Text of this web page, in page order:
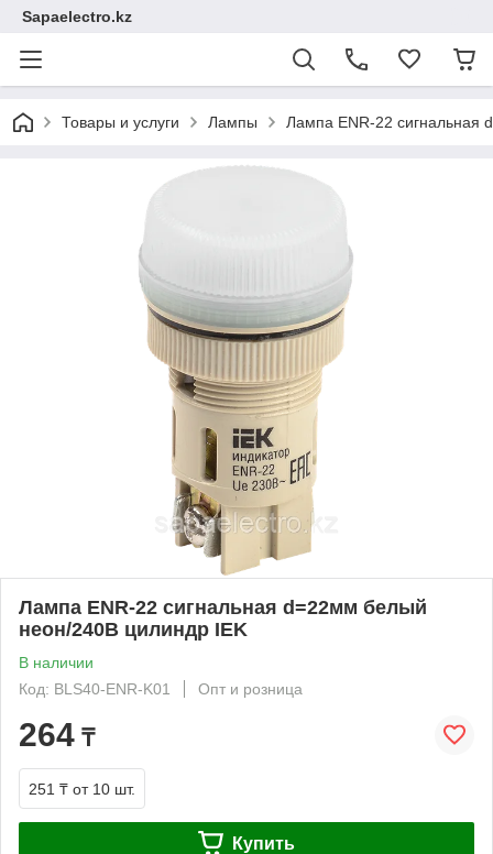
Sapaelectro.kz
Товары и услуги Лампы Лампа ENR-22 сигнальная
Лампа ENR-22 сигнальная d=22мм белый
неон/240В цилиндр IEK
В наличии
Код: BLS40-ENR-K01
Опт и розница
264 ₸
251 ₸ от 10 шт.
Купить